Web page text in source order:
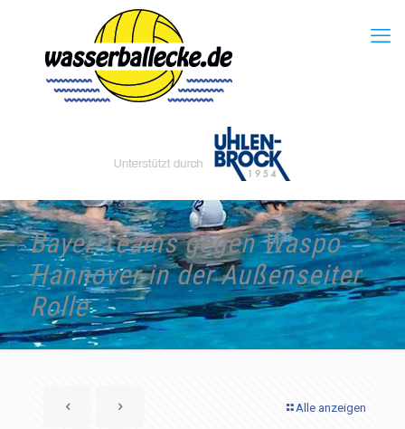
Bayer-Teams gegen Waspo
Hannover in der Außenseiter
Rolle
Alle anzeigen